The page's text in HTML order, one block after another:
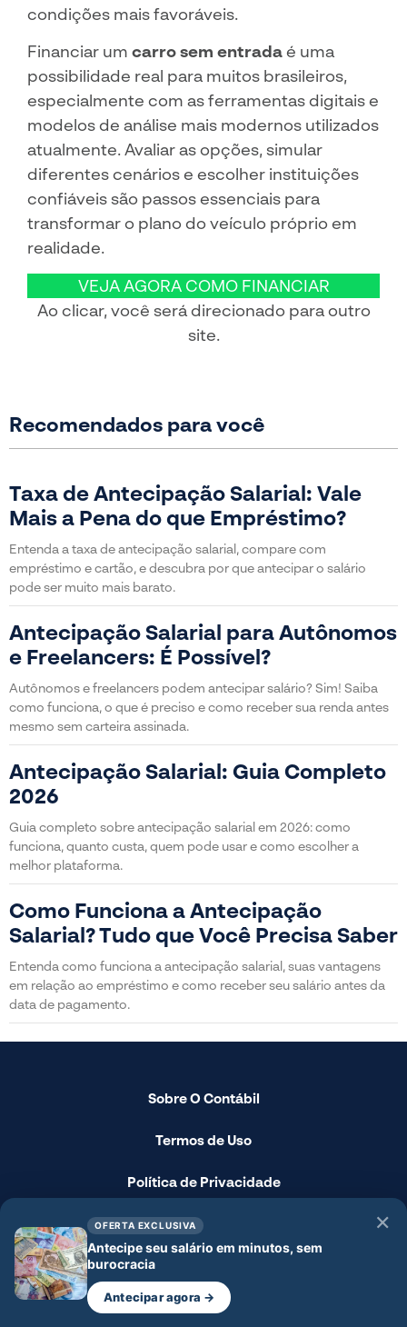
condições mais favoráveis.
Financiar um carro sem entradaé uma
possibilidade real para muitos brasileiros,
especialmente com as ferramentas digitais e
modelos de análise mais modernos utilizados
atualmente. Avaliar as opções, simular
diferentes cenários e escolher instituições
confiáveis são passos essenciais para
transformar o plano do veículo próprio em
realidade.
VEJA AGORA COMO FINANCIAR
Ao clicar, você será direcionado para outro
site.
Recomendados para você
Taxa de Antecipação Salarial: Vale
Mais a Pena do que Empréstimo?
Entenda a taxa de antecipação salarial, compare com
empréstimo e cartão, e descubra por que antecipar o salário
pode ser muito mais barato.
Antecipação Salarial para Autônomos
e Freelancers: É Possível?
Autônomos e freelancers podem antecipar salário? Sim! Saiba
como funciona, o que é preciso e como receber sua renda antes
mesmo sem carteira assinada.
Antecipação Salarial: Guia Completo
2026
Guia completo sobre antecipação salarial em 2026: como
funciona, quanto custa, quem pode usar e como escolher a
melhor plataforma.
Como Funciona a Antecipação
Salarial? Tudo que Você Precisa Saber
Entenda como funciona a antecipação salarial, suas vantagens
em relação ao empréstimo e como receber seu salário antes da
data de pagamento.
Sobre O Contábil
Termos de Uso
Política de Privacidade
Fale Conosco
© 2024 - O Contábil - Todos os direitos reservados
OFERTA EXCLUSIVA
Antecipe seu salário em minutos, sem
burocracia
Antecipar agora →
✕